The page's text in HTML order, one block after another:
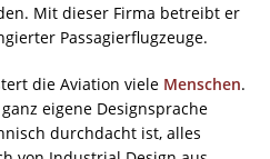
Mit dieser Firma betreibt er
Passagierflugzeuge.
die Aviation viele Menschen.
eigene Designsprache
durchdacht ist, alles